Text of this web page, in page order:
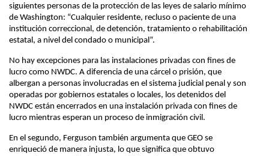
siguientes personas de la protección de las leyes de salario mínimo
de Washington: “Cualquier residente, recluso o paciente de una
institución correccional, de detención, tratamiento o rehabilitación
estatal, a nivel del condado o municipal”.
No hay excepciones para las instalaciones privadas con fines de
lucro como NWDC. A diferencia de una cárcel o prisión, que
albergan a personas involucradas en el sistema judicial penal y son
operadas por gobiernos estatales o locales, los detenidos del
NWDC están encerrados en una instalación privada con fines de
lucro mientras esperan un proceso de inmigración civil.
En el segundo, Ferguson también argumenta que GEO se
enriqueció de manera injusta, lo que significa que obtuvo